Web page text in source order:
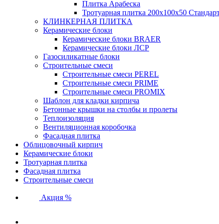
Плитка Арабеска
Тротуарная плитка 200х100х50
КЛИНКЕРНАЯ ПЛИТКА
Керамические блоки
Керамические блоки BRAER
Керамические блоки ЛСР
Газосиликатные блоки
Строительные смеси
Строительные смеси PEREL
Строительные смеси PRIME
Строительные смеси PROMIX
Шаблон для кладки кирпича
Бетонные крышки на столбы и пролеты
Теплоизоляция
Вентиляционная коробочка
Фасадная плитка
Облицовочный кирпич
Керамические блоки
Тротуарная плитка
Фасадная плитка
Строительные смеси
Акция %